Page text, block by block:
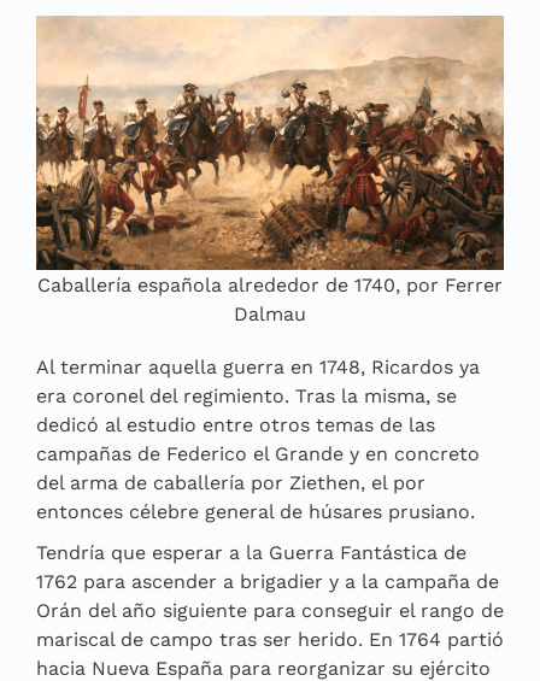
Caballería española alrededor de 1740, por Ferrer
Dalmau
Al terminar aquella guerra en 1748, Ricardos ya
era coronel del regimiento. Tras la misma, se
dedicó al estudio entre otros temas de las
campañas de Federico el Grande y en concreto
del arma de caballería por Ziethen, el por
entonces célebre general de húsares prusiano.
Tendría que esperar a la Guerra Fantástica de
1762 para ascender a brigadier y a la campaña de
Orán del año siguiente para conseguir el rango de
mariscal de campo tras ser herido. En 1764 partió
hacia Nueva España para reorganizar su ejército